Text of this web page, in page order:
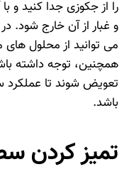
را ازجکوزیجدا کنید و
و غبار از آن خارج شود.
می‌ توانید از محلول‌
همچنین، توجه داشته
تعویض شوند تا
باشد.
تمیز کردن